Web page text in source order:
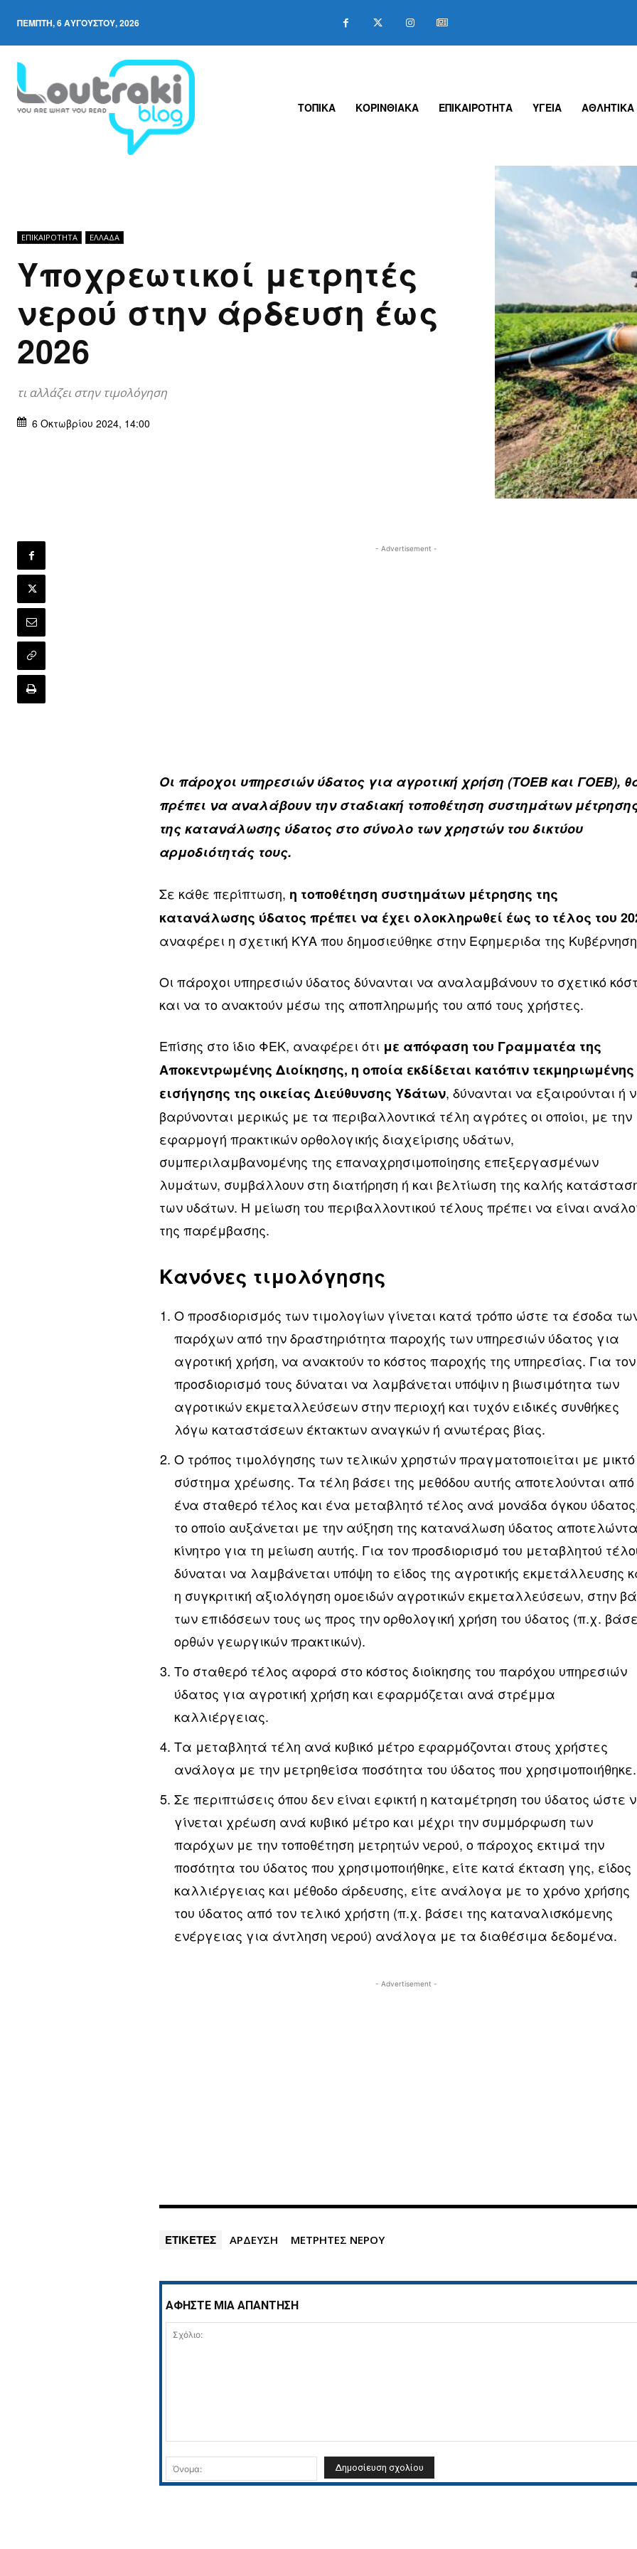
ΠΈΜΠΤΗ, 6 ΑΥΓΟΎΣΤΟΥ, 2026
ΤΟΠΙΚΑ ΚΟΡΙΝΘΙΑΚΑ ΕΠΙΚΑΙΡΟΤΗΤΑ ΥΓΕΙΑ ΑΘΛΗΤΙΚΑ
ΕΠΙΚΑΙΡΟΤΗΤΑ ΕΛΛΆΔΑ
Υποχρεωτικοί μετρητές
νερού στην άρδευση έως
2026
τι αλλάζει στην τιμολόγηση
6 Οκτωβρίου 2024, 14:00
- Advertisement -
Οι πάροχοι υπηρεσιών ύδατος για αγροτική χρήση (ΤΟΕΒ και ΓΟΕΒ),
πρέπει να αναλάβουν την σταδιακή τοποθέτηση συστημάτων
της κατανάλωσης ύδατος στο σύνολο των χρηστών του δικτύου
αρμοδιότητάς τους.
Σε κάθε περίπτωση, η τοποθέτηση συστημάτων μέτρησης της
κατανάλωσης ύδατος πρέπει να έχει ολοκληρωθεί έως το τέλος του
αναφέρει η σχετική ΚΥΑ που δημοσιεύθηκε στην Εφημεριδα της
Οι πάροχοι υπηρεσιών ύδατος δύνανται να αναλαμβάνουν το σχετικό
και να το ανακτούν μέσω της αποπληρωμής του από τους χρήστες.
Επίσης στο ίδιο ΦΕΚ, αναφέρει ότι με απόφαση του Γραμματέα της
Αποκεντρωμένης Διοίκησης, η οποία εκδίδεται κατόπιν τεκμηριωμένης
εισήγησης της οικείας Διεύθυνσης Υδάτων, δύνανται να εξαιρούνται ή
βαρύνονται μερικώς με τα περιβαλλοντικά τέλη αγρότες οι οποίοι, με την
εφαρμογή πρακτικών ορθολογικής διαχείρισης υδάτων,
συμπεριλαμβανομένης της επαναχρησιμοποίησης επεξεργασμένων
λυμάτων, συμβάλλουν στη διατήρηση ή και βελτίωση της καλής
των υδάτων. Η μείωση του περιβαλλοντικού τέλους πρέπει να είναι
της παρέμβασης.
Κανόνες τιμολόγησης
Ο προσδιορισμός των τιμολογίων γίνεται κατά τρόπο ώστε τα έσοδα
παρόχων από την δραστηριότητα παροχής των υπηρεσιών ύδατος για
αγροτική χρήση, να ανακτούν το κόστος παροχής της υπηρεσίας. Για τον
προσδιορισμό τους δύναται να λαμβάνεται υπόψιν η βιωσιμότητα των
αγροτικών εκμεταλλεύσεων στην περιοχή και τυχόν ειδικές συνθήκες
λόγω καταστάσεων έκτακτων αναγκών ή ανωτέρας βίας.
Ο τρόπος τιμολόγησης των τελικών χρηστών πραγματοποιείται με μικτό
σύστημα χρέωσης. Τα τέλη βάσει της μεθόδου αυτής αποτελούνται από
ένα σταθερό τέλος και ένα μεταβλητό τέλος ανά μονάδα όγκου
το οποίο αυξάνεται με την αύξηση της κατανάλωση ύδατος
κίνητρο για τη μείωση αυτής. Για τον προσδιορισμό του μεταβλητού
δύναται να λαμβάνεται υπόψη το είδος της αγροτικής εκμετάλλευσης
η συγκριτική αξιολόγηση ομοειδών αγροτικών εκμεταλλεύσεων, στην
των επιδόσεων τους ως προς την ορθολογική χρήση του ύδατος (π.χ.
ορθών γεωργικών πρακτικών).
Το σταθερό τέλος αφορά στο κόστος διοίκησης του παρόχου υπηρεσιών
ύδατος για αγροτική χρήση και εφαρμόζεται ανά στρέμμα
καλλιέργειας.
Τα μεταβλητά τέλη ανά κυβικό μέτρο εφαρμόζονται στους χρήστες
ανάλογα με την μετρηθείσα ποσότητα του ύδατος που χρησιμοποιήθηκε.
Σε περιπτώσεις όπου δεν είναι εφικτή η καταμέτρηση του ύδατος ώστε
γίνεται χρέωση ανά κυβικό μέτρο και μέχρι την συμμόρφωση των
παρόχων με την τοποθέτηση μετρητών νερού, ο πάροχος εκτιμά την
ποσότητα του ύδατος που χρησιμοποιήθηκε, είτε κατά έκταση γης, είδος
καλλιέργειας και μέθοδο άρδευσης, είτε ανάλογα με το χρόνο χρήσης
του ύδατος από τον τελικό χρήστη (π.χ. βάσει της καταναλισκόμενης
ενέργειας για άντληση νερού) ανάλογα με τα διαθέσιμα δεδομένα.
- Advertisement -
ΕΤΙΚΕΤΕΣ ΑΡΔΕΥΣΗ ΜΕΤΡΗΤΕΣ ΝΕΡΟΥ
ΑΦΗΣΤΕ ΜΙΑ ΑΠΑΝΤΗΣΗ
Όνομα: